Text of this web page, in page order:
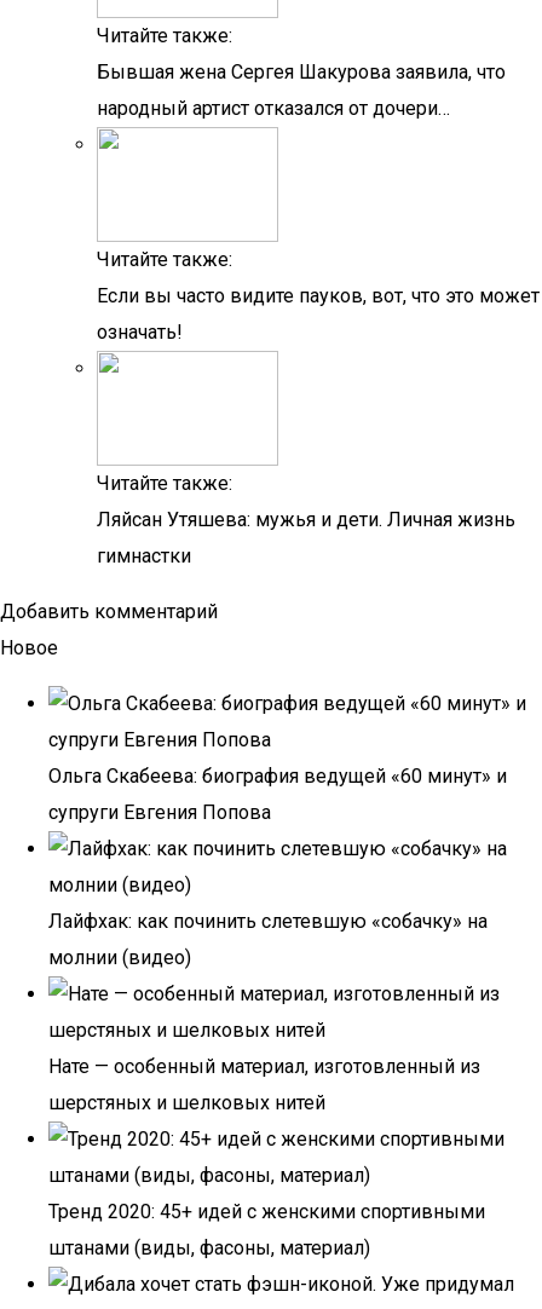
Читайте также:
Бывшая жена Сергея Шакурова заявила, что
народный артист отказался от дочери…
Читайте также:
Если вы часто видите пауков, вот, что это может
означать!
Читайте также:
Ляйсан Утяшева: мужья и дети. Личная жизнь
гимнастки
Добавить комментарий
Новое
Ольга Скабеева: биография ведущей «60 минут» и
супруги Евгения Попова
Лайфхак: как починить слетевшую «собачку» на
молнии (видео)
Нате — особенный материал, изготовленный из
шерстяных и шелковых нитей
Тренд 2020: 45+ идей с женскими спортивными
штанами (виды, фасоны, материал)